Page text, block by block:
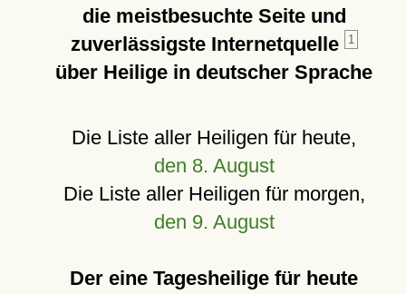
die meistbesuchte Seite und
zuverlässigste Internetquelle
1
über Heilige in deutscher Sprache
Die Liste aller Heiligen für heute,
den 8. August
Die Liste aller Heiligen für morgen,
den 9. August
Der eine Tagesheilige für heute